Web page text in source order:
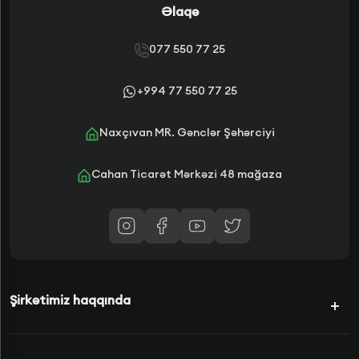
Şirkətimiz haqqında
Əlaqə
077 550 77 25
+994 77 550 77 25
Naxçıvan MR. Gənclər Şəhərciyi
Cahan Ticarət Mərkəzi 48 mağaza